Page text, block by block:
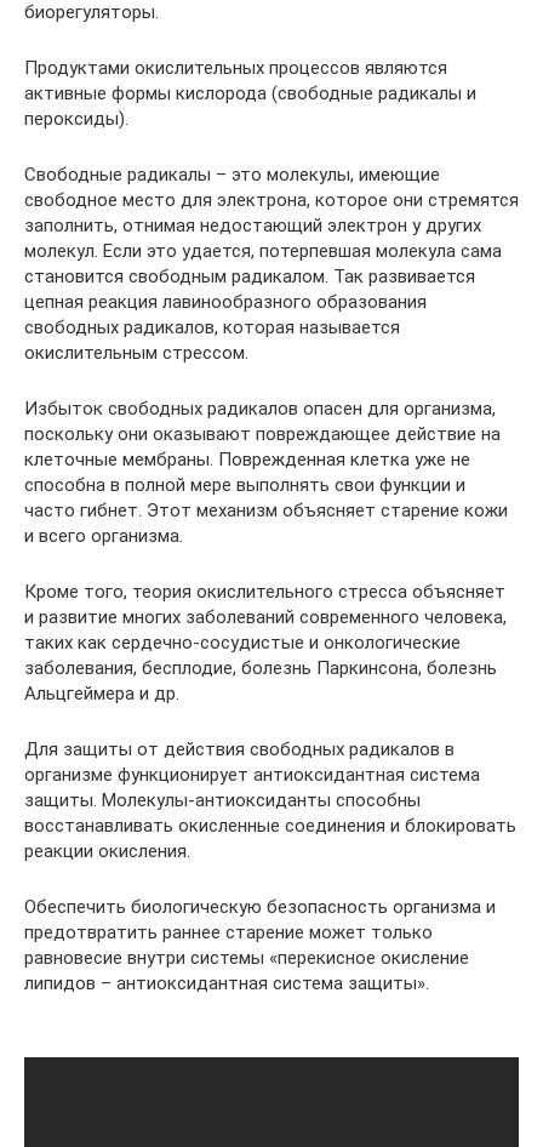
биорегуляторы.
Продуктами окислительных процессов являются
активные формы кислорода (свободные радикалы и
пероксиды).
Свободные радикалы – это молекулы, имеющие
свободное место для электрона, которое они стремятся
заполнить, отнимая недостающий электрон у других
молекул. Если это удается, потерпевшая молекула сама
становится свободным радикалом. Так развивается
цепная реакция лавинообразного образования
свободных радикалов, которая называется
окислительным стрессом.
Избыток свободных радикалов опасен для организма,
поскольку они оказывают повреждающее действие на
клеточные мембраны. Поврежденная клетка уже не
способна в полной мере выполнять свои функции и
часто гибнет. Этот механизм объясняет старение кожи
и всего организма.
Кроме того, теория окислительного стресса объясняет
и развитие многих заболеваний современного человека,
таких как сердечно-сосудистые и онкологические
заболевания, бесплодие, болезнь Паркинсона, болезнь
Альцгеймера и др.
Для защиты от действия свободных радикалов в
организме функционирует антиоксидантная система
защиты. Молекулы-антиоксиданты способны
восстанавливать окисленные соединения и блокировать
реакции окисления.
Обеспечить биологическую безопасность организма и
предотвратить раннее старение может только
равновесие внутри системы «перекисное окисление
липидов – антиоксидантная система защиты».